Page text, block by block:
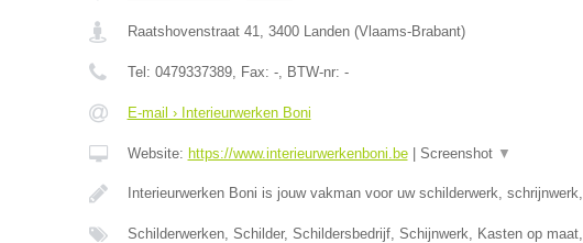
Raatshovenstraat 41, 3400 Landen(Vlaams-Brabant)
Tel: 0479337389, Fax: -, BTW-nr: -
E-mail › Interieurwerken Boni
Website: https://www.interieurwerkenboni.be| Screenshot ▼
Interieurwerken Boni is jouw vakman voor uw schilderwerk, schrijnwerk,
Schilderwerken, Schilder, Schildersbedrijf, Schijnwerk, Kasten op maat,